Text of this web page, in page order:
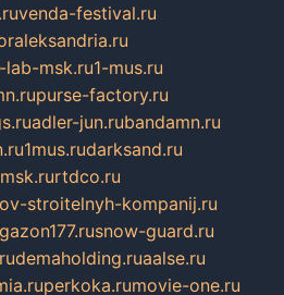
venda-festival.ru
lab-msk.ru1-mus.ru
purse-factory.ru
adler-jun.rubandamn.ru
1mus.rudarksand.ru
rtdco.ru
stroitelnyh-kompanij.ru
snow-guard.ru
demaholding.ruaalse.ru
perkoka.rumovie-one.ru